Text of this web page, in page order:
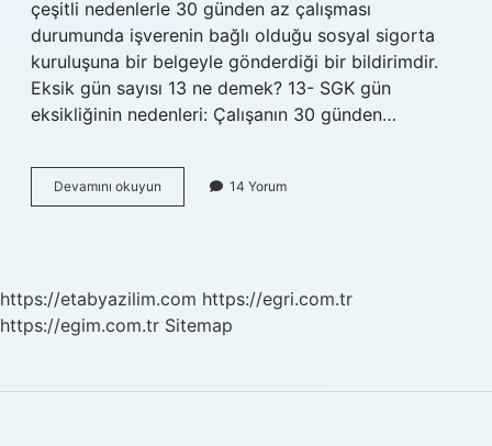
çeşitli nedenlerle 30 günden az çalışması
durumunda işverenin bağlı olduğu sosyal sigorta
kuruluşuna bir belgeyle gönderdiği bir bildirimdir.
Eksik gün sayısı 13 ne demek? 13- SGK gün
eksikliğinin nedenleri: Çalışanın 30 günden…
Devamını okuyun
Eksik
14 Yorum
https://etabyazilim.com https://egri.com.tr
https://egim.com.tr Sitemap